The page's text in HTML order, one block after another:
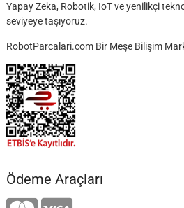
Yapay Zeka, Robotik, IoT ve yenilikçi
seviyeye taşıyoruz.
RobotParcalari.com Bir Meşe Bilişim
Ödeme Araçları